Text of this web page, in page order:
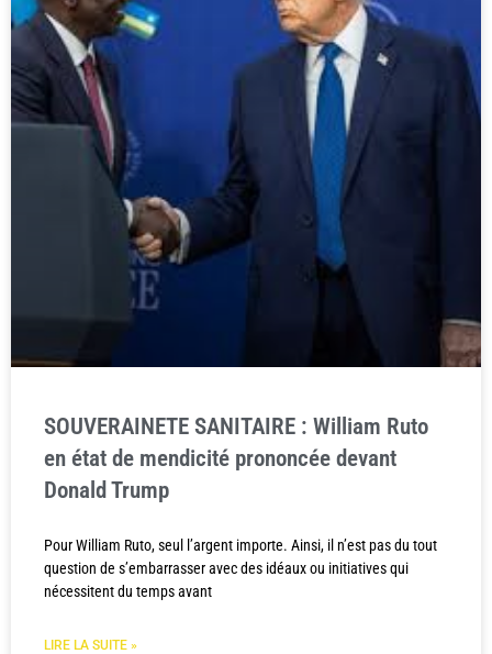
SOUVERAINETE SANITAIRE : William Ruto
en état de mendicité prononcée devant
Donald Trump
Pour William Ruto, seul l’argent importe. Ainsi, il n’est pas du tout
question de s’embarrasser avec des idéaux ou initiatives qui
nécessitent du temps avant
LIRE LA SUITE »